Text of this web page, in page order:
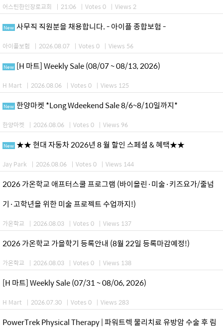
어스틴한인장로교회 | 21:06 | Votes 0 | Views 2
New 사무직 직원분을 채용합니다. - 아이플 종합보험 -
아이플보험 | 2026.08.07 | Votes 0 | Views 56
New [H 마트] Weekly Sale (08/07 ~ 08/13, 2026)
H Mart | 2026.08.06 | Votes 0 | Views 125
New 한양마켓 *Long Wdeekend Sale 8/6~8/10일까지*
한양마켓 | 2026.08.06 | Votes 0 | Views 96
New ★★ 현대 자동차 2026년 8 월 할인 스페셜 & 혜택★★
Jay Park | 2026.08.06 | Votes 0 | Views 144
2026 가온학교 애프터스쿨 프로그램 (바이올린·미술·키즈요가/줄넘
기·고학년을 위한 미술 프로젝트 수업까지!)
가온학교 | 2026.08.03 | Votes 0 | Views 137
2026 가온학교 가을학기 등록안내 (8월 22일 등록마감예정!)
가온학교 | 2026.08.03 | Votes 0 | Views 138
[H 마트] Weekly Sale (07/31 ~ 08/06, 2026)
H Mart | 2026.07.30 | Votes 0 | Views 283
PowerTrek Physical Therapy | 파워트렉 물리치료 유방암 수술 후 림